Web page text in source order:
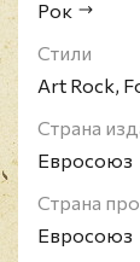
Рок
Стили
Art Rock,
Страна
Евросоюз
Страна
Евросоюз